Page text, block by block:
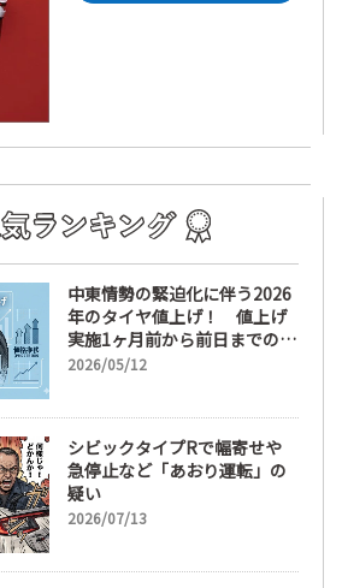
中東情勢の緊迫化に伴う2026
年のタイヤ値上げ！ 値上げ
実施1ヶ月前から前日までの期
間が販売において極めて重要
2026/05/12
シビックタイプRで幅寄せや
急停止など「あおり運転」の
疑い
2026/07/13